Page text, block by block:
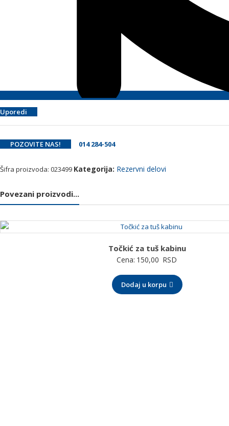
Uporedi
POZOVITE NAS! 014 284-504
Šifra proizvoda: 023499 Kategorija: Rezervni delovi
Povezani proizvodi...
Točkić za tuš kabinu
Cena: 150,00 RSD
Dodaj u korpu